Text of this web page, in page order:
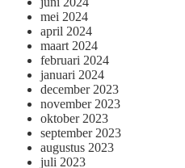
mei 2024
april 2024
maart 2024
februari 2024
januari 2024
december 2023
november 2023
oktober 2023
september 2023
augustus 2023
juli 2023